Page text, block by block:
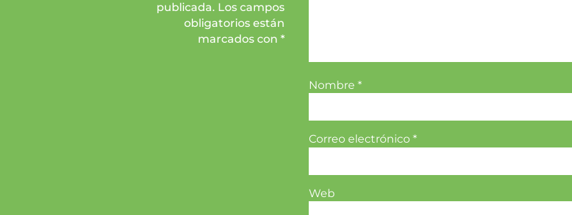
publicada. Los campos
obligatorios están
marcados con *
Nombre *
Correo electrónico *
Web